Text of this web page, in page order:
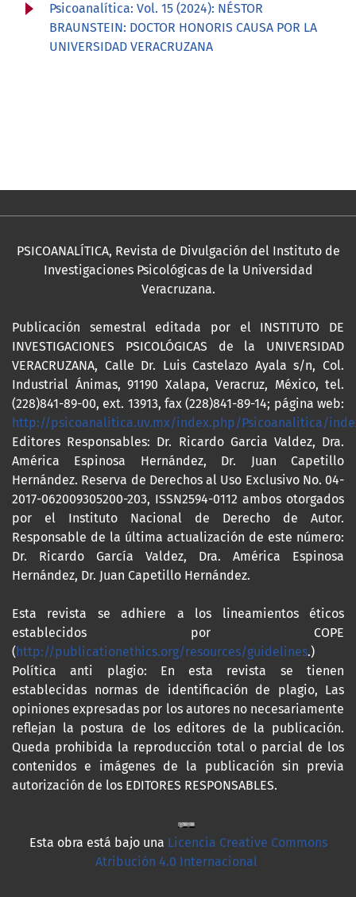
Psicoanalítica: Vol. 15 (2024): NÉSTOR
BRAUNSTEIN: DOCTOR HONORIS CAUSA POR LA
UNIVERSIDAD VERACRUZANA
PSICOANALÍTICA, Revista de Divulgación del Instituto de
Investigaciones Psicológicas de la Universidad
Veracruzana.
Publicación semestral editada por el INSTITUTO DE
INVESTIGACIONES PSICOLÓGICAS de la UNIVERSIDAD
VERACRUZANA, Calle Dr. Luis Castelazo Ayala s/n, Col.
Industrial Ánimas, 91190 Xalapa, Veracruz, México, tel.
(228)841-89-00, ext. 13913, fax (228)841-89-14; página web:
http://psicoanalitica.uv.mx/index.php/Psicoanalitica/
Editores Responsables: Dr. Ricardo Garcia Valdez, Dra.
América Espinosa Hernández, Dr. Juan Capetillo
Hernández. Reserva de Derechos al Uso Exclusivo No. 04-
2017-062009305200-203, ISSN2594-0112 ambos otorgados
por el Instituto Nacional de Derecho de Autor.
Responsable de la última actualización de este número:
Dr. Ricardo García Valdez, Dra. América Espinosa
Hernández, Dr. Juan Capetillo Hernández.
Esta revista se adhiere a los lineamientos éticos
establecidos por COPE
( http://publicationethics.org/resources/guidelines.)
Política anti plagio: En esta revista se tienen
establecidas normas de identificación de plagio, Las
opiniones expresadas por los autores no necesariamente
reflejan la postura de los editores de la publicación.
Queda prohibida la reproducción total o parcial de los
contenidos e imágenes de la publicación sin previa
autorización de los EDITORES RESPONSABLES.
Esta obra está bajo una Licencia Creative Commons
Atribución 4.0 Internacional